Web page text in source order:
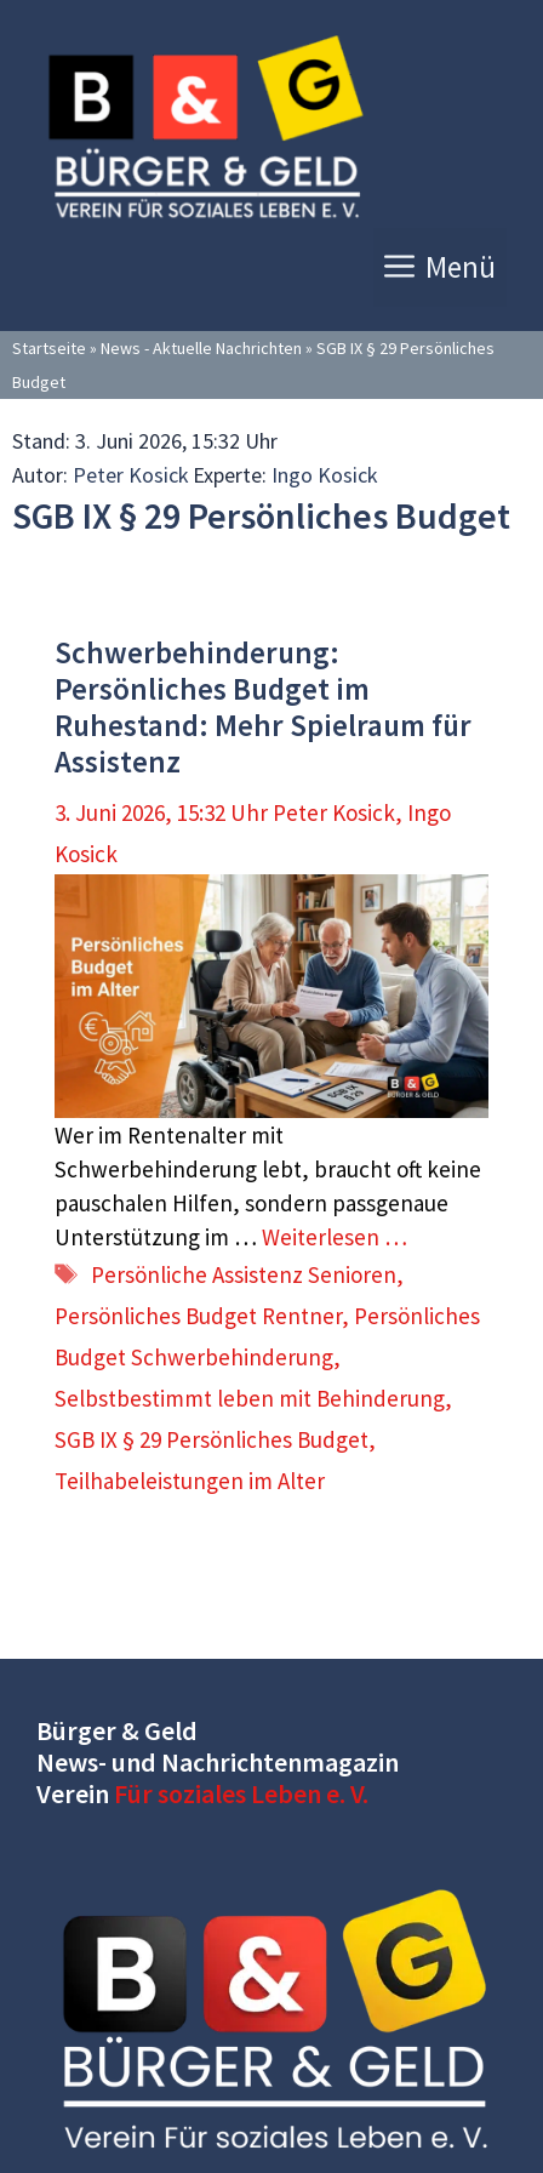
Inhalt
springen
Menü
Startseite » News - Aktuelle Nachrichten » SGB IX § 29 Persönliches
Budget
Stand: 3. Juni 2026, 15:32 Uhr
Autor: Peter Kosick Experte: Ingo Kosick
SGB IX § 29 Persönliches Budget
Schwerbehinderung:
Persönliches Budget im
Ruhestand: Mehr Spielraum für
Assistenz
3. Juni 2026, 15:32 Uhr Peter Kosick, Ingo
Kosick
Wer im Rentenalter mit
Schwerbehinderung lebt, braucht oft keine
pauschalen Hilfen, sondern passgenaue
Unterstützung im … Weiterlesen …
Schlagwörter
Persönliche Assistenz Senioren,
Persönliches Budget Rentner, Persönliches
Budget Schwerbehinderung,
Selbstbestimmt leben mit Behinderung,
SGB IX § 29 Persönliches Budget,
Teilhabeleistungen im Alter
Bürger & Geld
News- und Nachrichtenmagazin
Verein Für soziales Leben e. V.